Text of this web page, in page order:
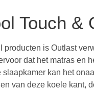
Touch &
producten is Outlast
dat het matras en
slaapkamer kan het
van deze koele kant,